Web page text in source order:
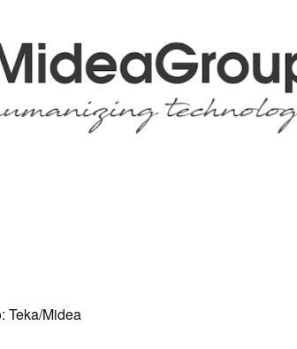
Teka/Midea